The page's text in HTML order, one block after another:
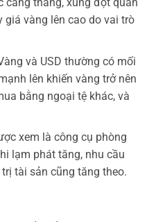
vàng lên cao do vai trò
và USD thường có mối
lên khiến vàng trở nên
bằng ngoại tệ khác, và
xem là công cụ phòng
lạm phát tăng, nhu cầu
tài sản cũng tăng theo.